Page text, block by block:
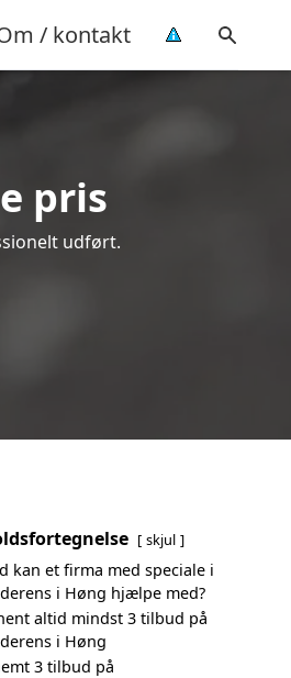
/ kontakt
pris
udført.
skjul
kan et firma med speciale i
i Høng hjælpe med?
altid mindst 3 tilbud på
i Høng
3 tilbud på